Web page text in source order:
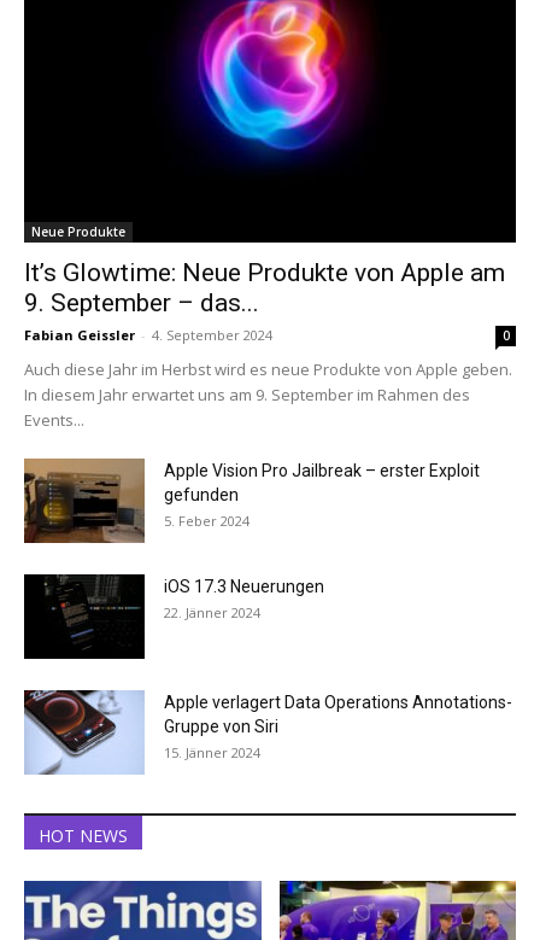
Neue Produkte
It’s Glowtime: Neue Produkte von Apple am
9. September – das...
Fabian Geissler - 4. September 2024 0
Auch diese Jahr im Herbst wird es neue Produkte von Apple geben.
In diesem Jahr erwartet uns am 9. September im Rahmen des
Events...
Apple Vision Pro Jailbreak – erster Exploit
gefunden
5. Feber 2024
iOS 17.3 Neuerungen
22. Jänner 2024
Apple verlagert Data Operations Annotations-
Gruppe von Siri
15. Jänner 2024
HOT NEWS